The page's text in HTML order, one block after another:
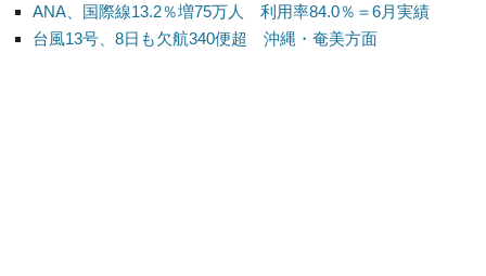
ANA、国際線13.2％増75万人 利用率84.0％＝6月実績
台風13号、8日も欠航340便超 沖縄・奄美方面